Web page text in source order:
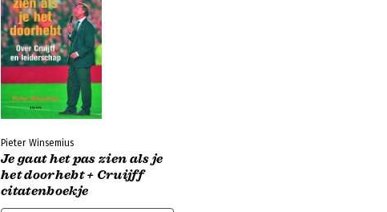
Pieter Winsemius
Je gaat het pas zien als je
het doorhebt + Cruijff
citatenboekje